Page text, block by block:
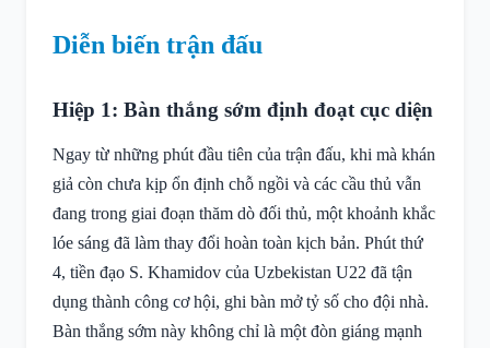
Diễn biến trận đấu
Hiệp 1: Bàn thắng sớm định đoạt cục diện
Ngay từ những phút đầu tiên của trận đấu, khi mà khán
giả còn chưa kịp ổn định chỗ ngồi và các cầu thủ vẫn
đang trong giai đoạn thăm dò đối thủ, một khoảnh khắc
lóe sáng đã làm thay đổi hoàn toàn kịch bản. Phút thứ
4, tiền đạo S. Khamidov của Uzbekistan U22 đã tận
dụng thành công cơ hội, ghi bàn mở tỷ số cho đội nhà.
Bàn thắng sớm này không chỉ là một đòn giáng mạnh